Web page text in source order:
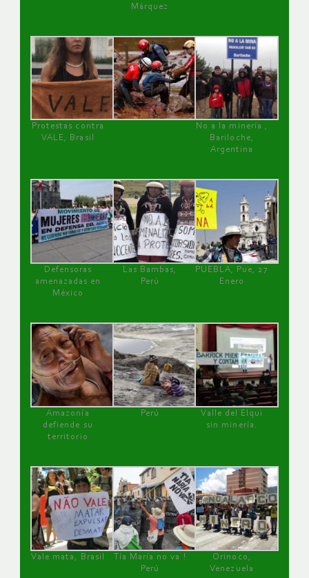
Márquez
Protestas contra
VALE, Brasil
No a la minería ,
Bariloche,
Argentina
Defensoras
amenazadas en
México
Las Bambas,
Perú
PUEBLA, Pue, 27
Enero
Amazonía
defiende su
territorio
Perú
Valle del Elqui
sin minería.
Vale mata, Brasil
Tía María no va !
Perú
Orinoco,
Venezuela